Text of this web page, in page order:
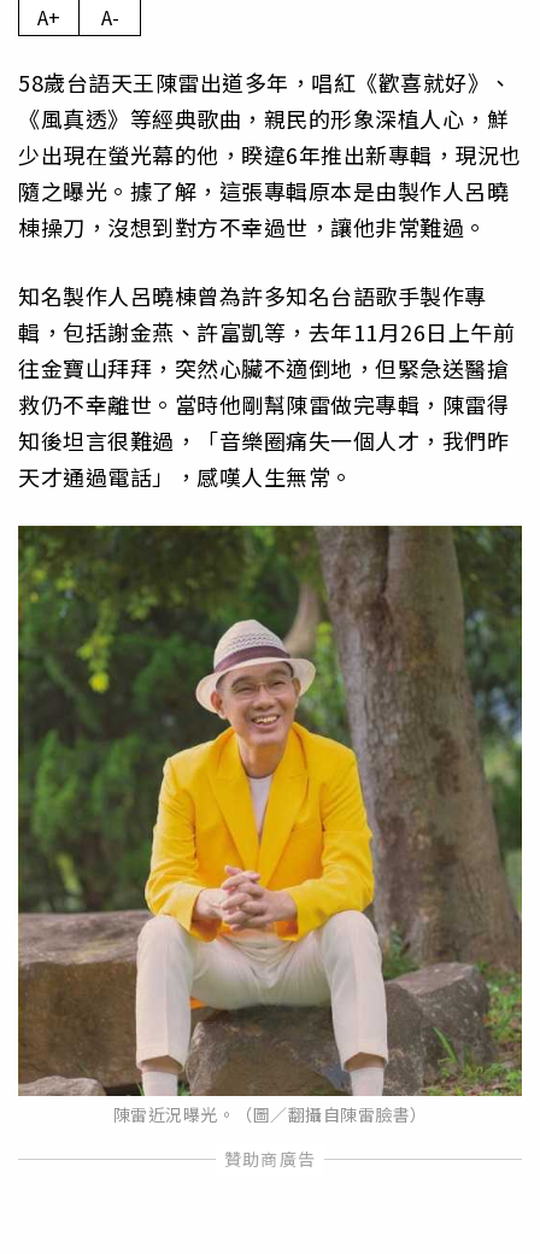
A+ A-
58歲台語天王陳雷出道多年，唱紅《歡喜就好》、
《風真透》等經典歌曲，親民的形象深植人心，鮮
少出現在螢光幕的他，睽違6年推出新專輯，現況也
隨之曝光。據了解，這張專輯原本是由製作人呂曉
棟操刀，沒想到對方不幸過世，讓他非常難過。
知名製作人呂曉棟曾為許多知名台語歌手製作專
輯，包括謝金燕、許富凱等，去年11月26日上午前
往金寶山拜拜，突然心臟不適倒地，但緊急送醫搶
救仍不幸離世。當時他剛幫陳雷做完專輯，陳雷得
知後坦言很難過，「音樂圈痛失一個人才，我們昨
天才通過電話」，感嘆人生無常。
陳雷近況曝光。（圖／翻攝自陳雷臉書）